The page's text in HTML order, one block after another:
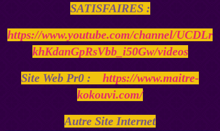
SATISFAIRES :
https://www.youtube.com/channel/UCDLr
khKdanGpRsVbb_i50Gw/videos
Site Web Pr0 : https://www.maitre-
kokouvi.com/
Autre Site Internet